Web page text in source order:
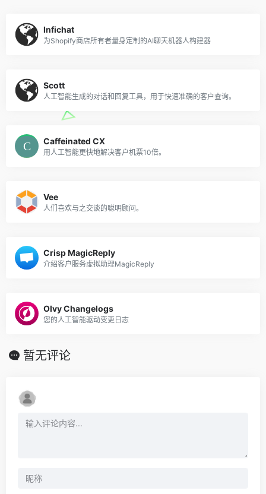
Infichat
为Shopify商店所有者量身定制的AI聊天机器人构建器
Scott
人工智能生成的对话和回复工具，用于快速准确的客户查询。
Caffeinated CX
用人工智能更快地解决客户机票10倍。
Vee
人们喜欢与之交谈的聪明顾问。
Crisp MagicReply
介绍客户服务虚拟助理MagicReply
Olvy Changelogs
您的人工智能驱动变更日志
暂无评论